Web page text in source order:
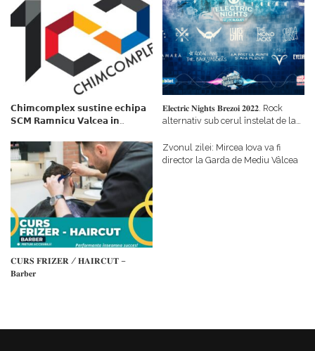
𝗖𝗵𝗶𝗺𝗰𝗼𝗺𝗽𝗹𝗲𝘅 𝘀𝘂𝘀𝘁𝗶𝗻𝗲 𝗲𝗰𝗵𝗶𝗽𝗮
𝗦𝗖𝗠 𝗥𝗮𝗺𝗻𝗶𝗰𝘂 𝗩𝗮𝗹𝗰𝗲𝗮 𝗶𝗻
𝗳𝗶𝗻𝗮𝗻𝘁𝗮𝘁𝗼𝗿
𝐄𝐥𝐞𝐜𝐭𝐫𝐢𝐜 𝐍𝐢𝐠𝐡𝐭𝐬 𝐁𝐫𝐞𝐳𝐨𝐢 𝟐𝟎𝟐𝟐. Rock
alternativ sub cerul înstelat de la
𝐂𝐔𝐑𝐒 𝐅𝐑𝐈𝐙𝐄𝐑 / 𝐇𝐀𝐈𝐑𝐂𝐔𝐓 –
𝐁𝐚𝐫𝐛𝐞𝐫
Zvonul zilei: Mircea Iova va fi
director la Garda de Mediu Vâlcea